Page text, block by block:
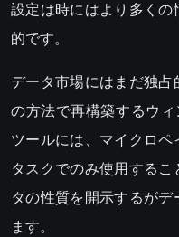
設定は時にはより多く
的です。
データ市場にはまだ独
の方法で再構築するウ
ツールには、マイクロ
タスクでのみ使用する
タの性質を開示するが
ます。